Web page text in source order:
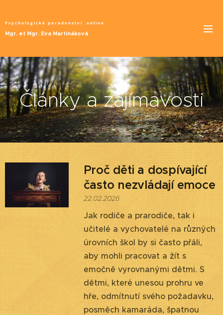
Psychologické poradenství online
Mgr. et Mgr. Eva Martináková
Články a zajímavosti
Proč děti a dospívající
často nezvládají emoce
22.02.2026
Jak rodiče a prarodiče, tak i
učitelé a vychovatelé na různých
úrovních škol by si často přáli,
aby mohli pracovat a žít s
emočně vyrovnanými dětmi. S
dětmi, které unesou prohru ve
hře, odmítnutí svého požadavku,
posměch kamaráda, špatnou